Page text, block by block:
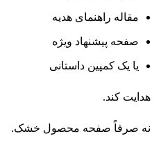
مقاله راهنمای هدیه
صفحه پیشنهاد ویژه
یا یک کمپین داستانی
هدایت کند.
نه صرفاً صفحه محصول خشک.